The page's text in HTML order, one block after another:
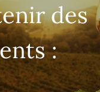
des
: